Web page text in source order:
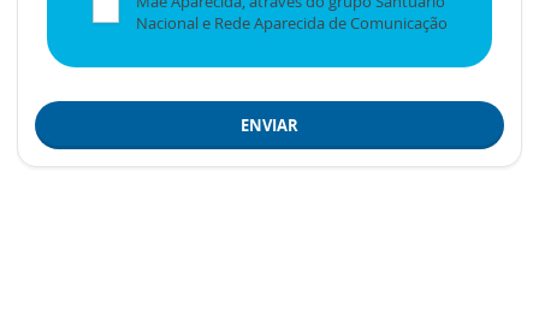
Nacional e Rede Aparecida de Comunicação
ENVIAR